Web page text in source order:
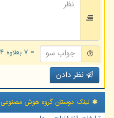
= ۷ بعلاوه ۴
نظر دادن
لینک دوستان گروه هوش مصنوعی